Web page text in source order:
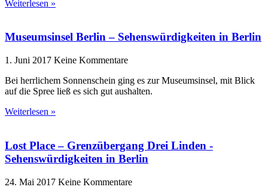
Weiterlesen »
Museumsinsel Berlin – Sehenswürdigkeiten in Berlin
1. Juni 2017 Keine Kommentare
Bei herrlichem Sonnenschein ging es zur Museumsinsel, mit Blick
auf die Spree ließ es sich gut aushalten.
Weiterlesen »
Lost Place – Grenzübergang Drei Linden -
Sehenswürdigkeiten in Berlin
24. Mai 2017 Keine Kommentare